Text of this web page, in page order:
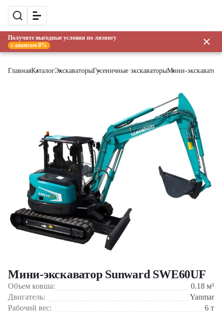
Получите выгодные условия по лизингу
с авансом 0%
ГлавнаяКаталогЭкскаваторыГусеничные экскаваторыМини-
Мини-экскаватор Sunward SWE60UF
Объем ковша: 0.18 м³
Двигатель:
Yanmar
Рабочий вес:
6 т